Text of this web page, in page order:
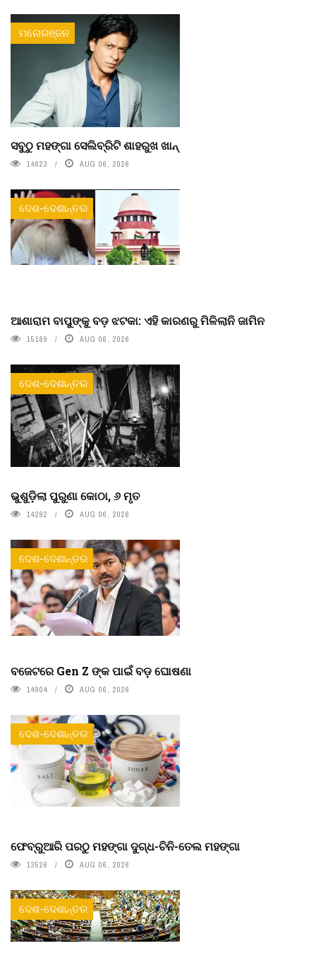
ମନୋରଞ୍ଜନ
ସବୁଠୁ ମହଙ୍ଗା ସେଲିବ୍ରିଟି ଶାହରୁଖ ଖାନ୍
14623 AUG 06, 2026
ଦେଶ-ଦେଶାନ୍ତର
ଆଶାରାମ ବାପୁଙ୍କୁ ବଡ଼ ଝଟକା: ଏହି କାରଣରୁ ମିଳିଲାନି ଜାମିନ
15189 AUG 06, 2026
ଦେଶ-ଦେଶାନ୍ତର
ଭୁଶୁଡ଼ିଲା ପୁରୁଣା କୋଠା, ୬ ମୃତ
14292 AUG 06, 2026
ଦେଶ-ଦେଶାନ୍ତର
ବଜେଟରେ Gen Z ଙ୍କ ପାଇଁ ବଡ଼ ଘୋଷଣା
14904 AUG 06, 2026
ଦେଶ-ଦେଶାନ୍ତର
ଫେବ୍ରୁଆରି ପରଠୁ ମହଙ୍ଗା ଦୁଗ୍ଧ-ଚିନି-ତେଲ ମହଙ୍ଗା
13526 AUG 06, 2026
ଦେଶ-ଦେଶାନ୍ତର